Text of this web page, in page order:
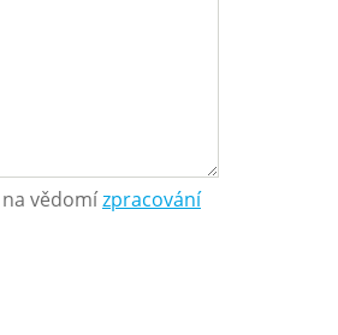
vědomízpracování